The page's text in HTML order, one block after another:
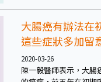
大腸癌有辦法在
這些症狀多加留
2020-03-26
陳一毅醫師表示，大腸